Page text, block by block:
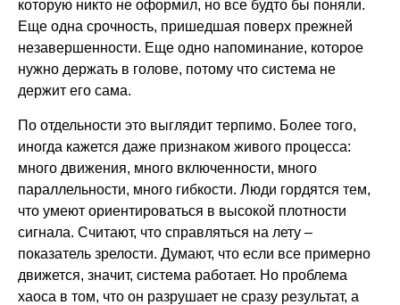
которую никто не оформил, но все будто бы поняли.
Еще одна срочность, пришедшая поверх прежней
незавершенности. Еще одно напоминание, которое
нужно держать в голове, потому что система не
держит его сама.
По отдельности это выглядит терпимо. Более того,
иногда кажется даже признаком живого процесса:
много движения, много включенности, много
параллельности, много гибкости. Люди гордятся тем,
что умеют ориентироваться в высокой плотности
сигнала. Считают, что справляться на лету –
показатель зрелости. Думают, что если все примерно
движется, значит, система работает. Но проблема
хаоса в том, что он разрушает не сразу результат, а